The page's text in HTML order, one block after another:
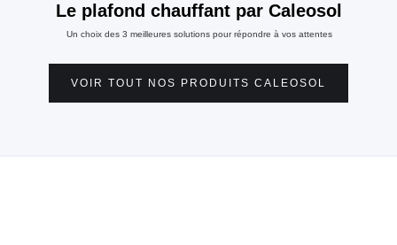
Le plafond chauffant par Caleosol
Un choix des 3 meilleures solutions pour répondre à vos attentes
VOIR TOUT NOS PRODUITS CALEOSOL